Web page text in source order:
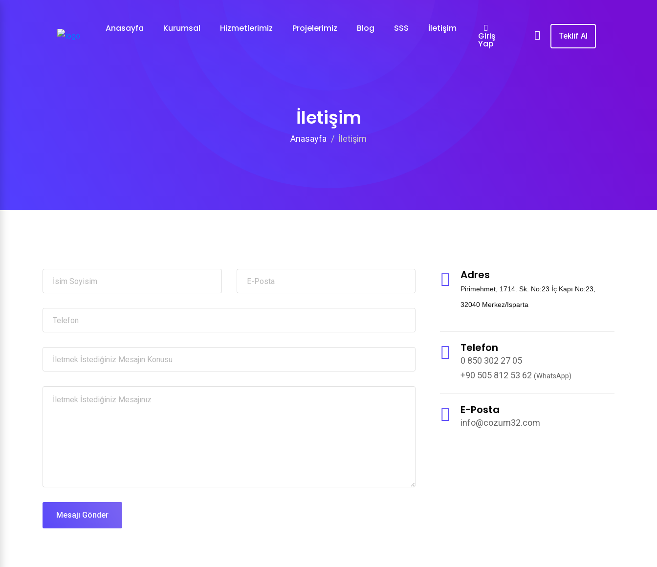
Anasayfa Kurumsal Hizmetlerimiz Projelerimiz Blog SSS İletişim
Giriş
Yap
Teklif Al
İletişim
Anasayfa İletişim
Mesajı Gönder
Adres
Pirimehmet, 1714. Sk. No:23 İç Kapı No:23,
32040 Merkez/Isparta
Telefon
0 850 302 27 05
+90 505 812 53 62(WhatsApp)
E-Posta
info@cozum32.com